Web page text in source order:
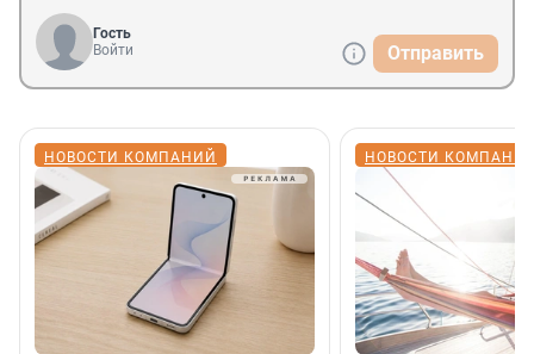
Гость
Войти
Отправить
НОВОСТИ КОМПАНИЙ НОВОСТИ